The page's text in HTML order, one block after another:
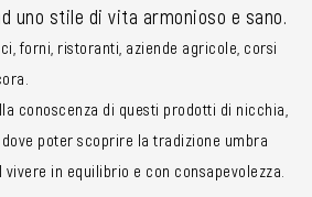
uno stile di vita armonioso e sano.
forni, ristoranti, aziende agricole, corsi
conoscenza di questi prodotti di nicchia,
poter scoprire la tradizione umbra
in equilibrio e con consapevolezza.